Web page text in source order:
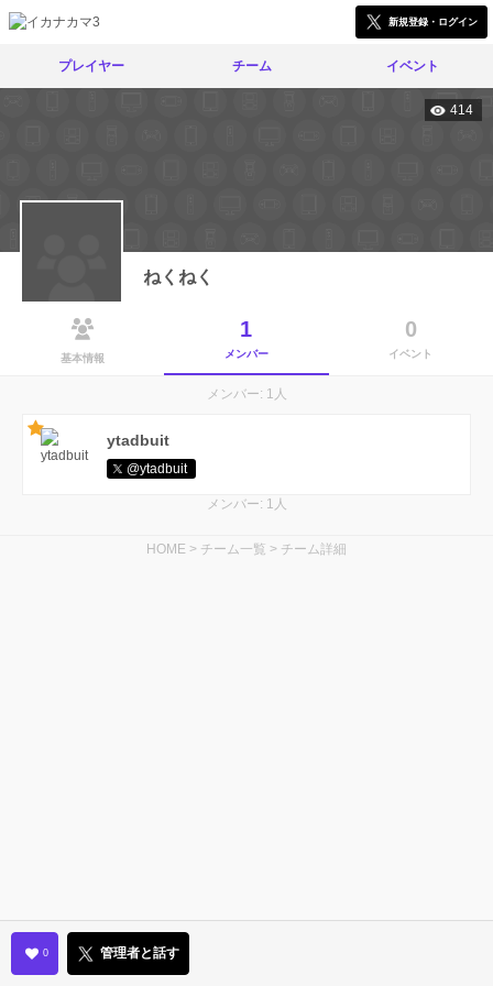
新規登録・ログイン
プレイヤー チーム イベント
414
ねくねく
基本情報
1
メンバー
0
イベント
メンバー: 1人
ytadbuit
@ytadbuit
メンバー: 1人
HOME > チーム一覧 > チーム詳細
0 管理者と話す